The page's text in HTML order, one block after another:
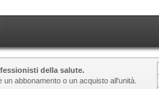
della salute.
abbonamento o un acquisto all'unità.